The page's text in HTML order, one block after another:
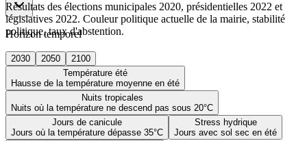
Horizon temporel
2030 2050
2100
Température été
Hausse de la température moyenne en été
Nuits tropicales
Nuits où la température ne descend pas sous 20°C
Jours de canicule
Jours où la température dépasse 35°C
Stress hydrique
Jours avec sol sec en été
Résultats des élections municipales 2020, présidentielles 2022 et
législatives 2022. Couleur politique actuelle de la mairie, stabilité
politique, taux d'abstention.